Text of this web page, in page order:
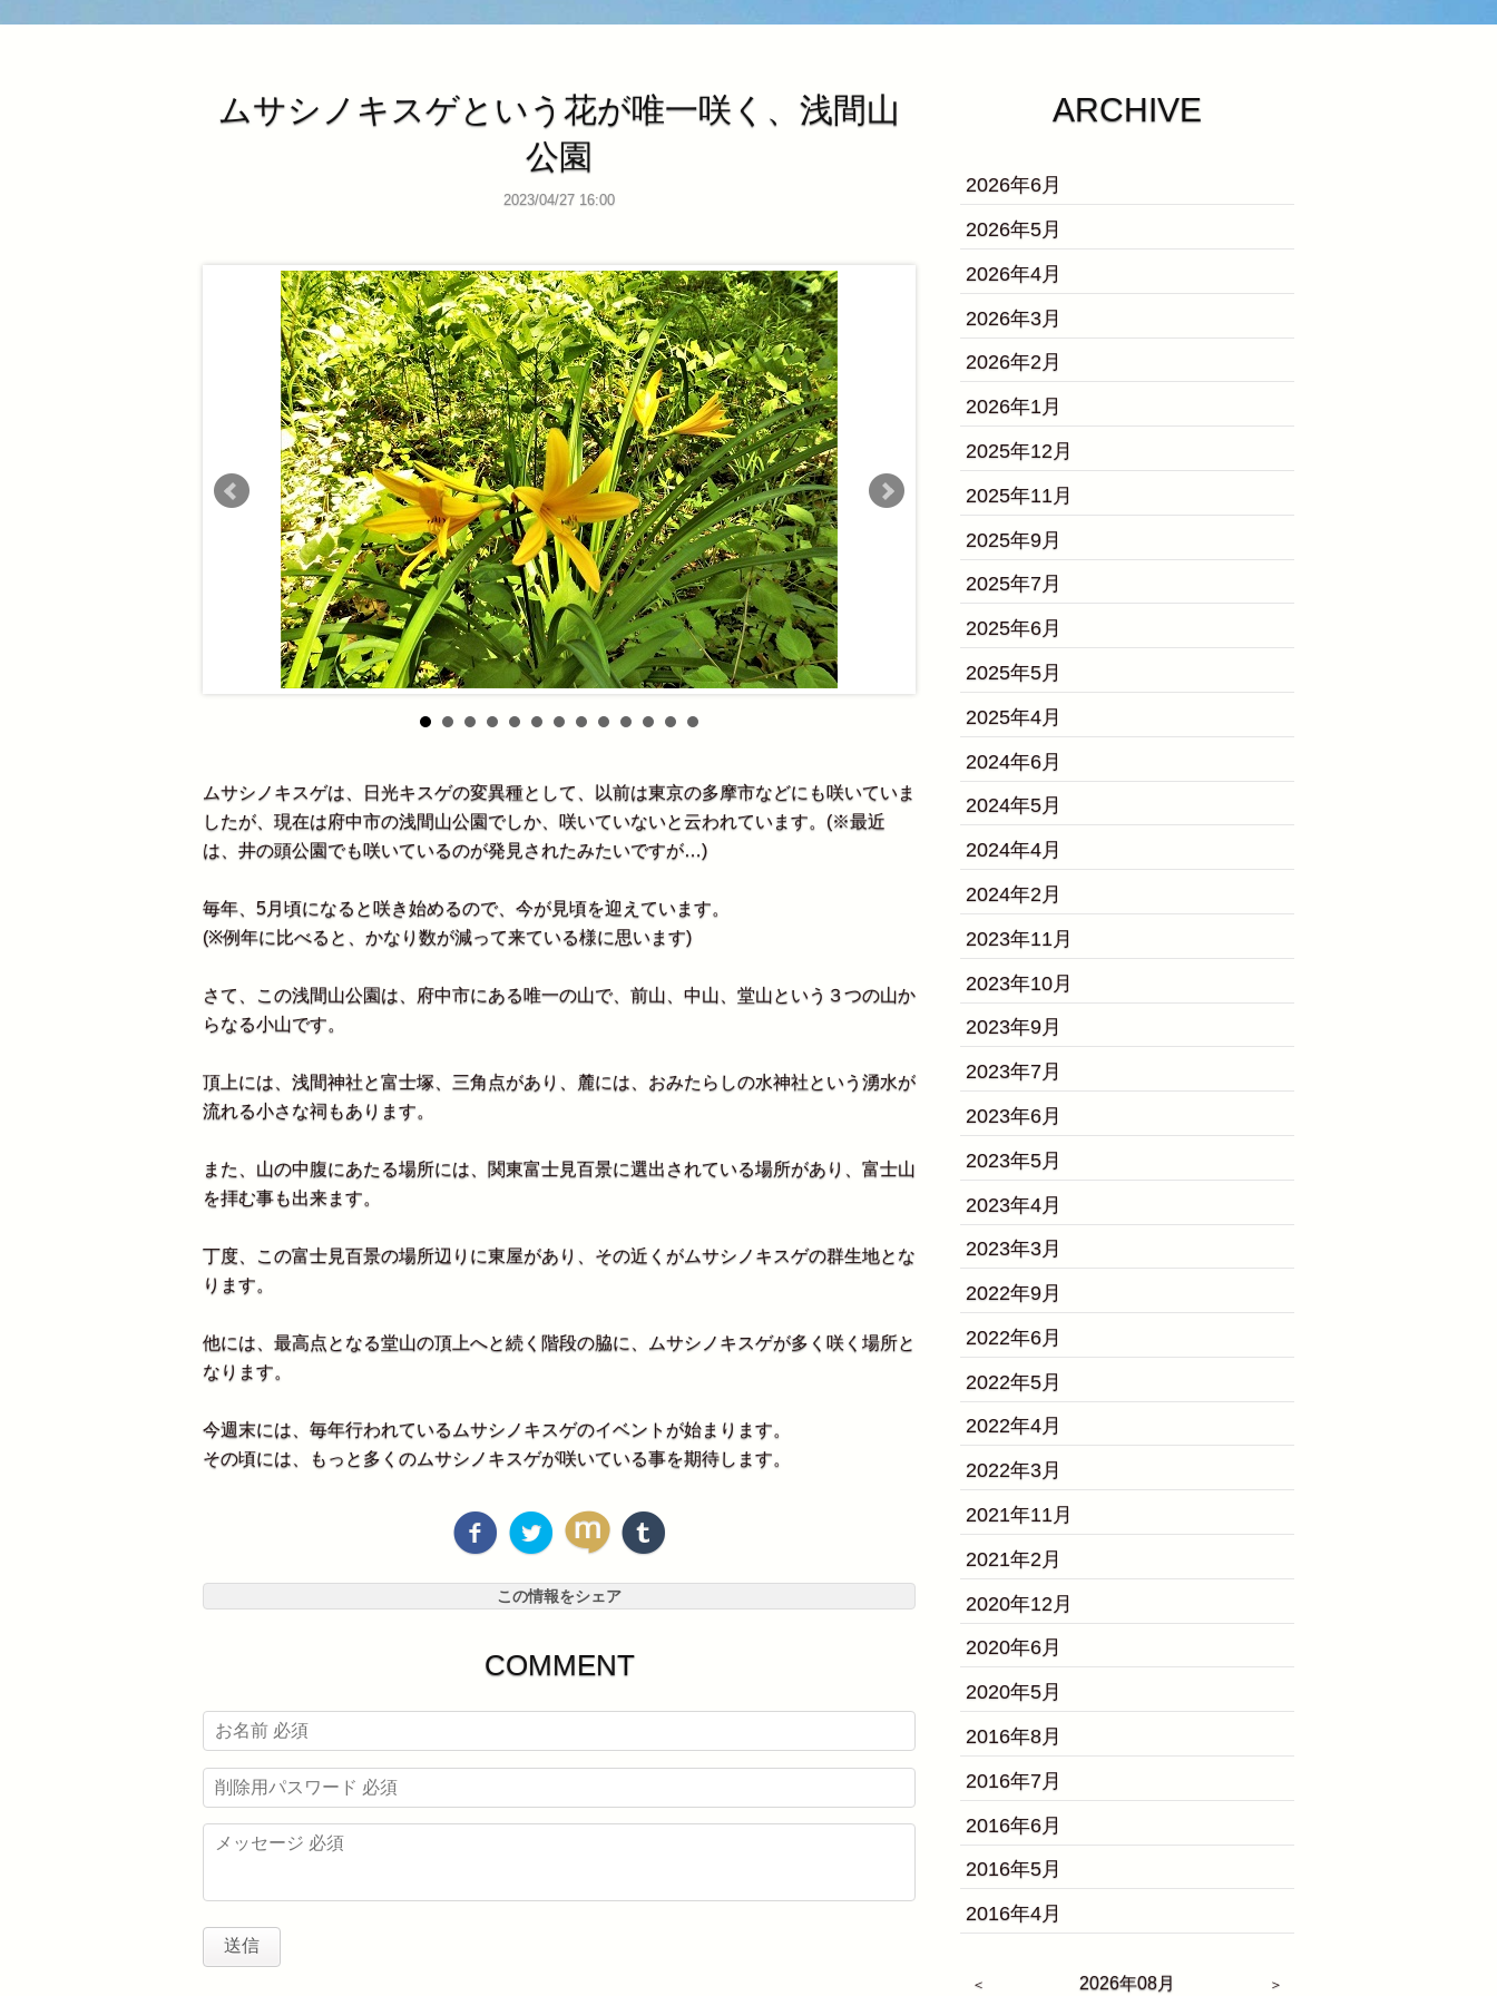
ムサシノキスゲという花が唯一咲く、浅間山
公園
2023/04/27 16:00
ムサシノキスゲは、日光キスゲの変異種として、以前は東京の多摩市などにも咲いていま
したが、現在は府中市の浅間山公園でしか、咲いていないと云われています。(※最近
は、井の頭公園でも咲いているのが発見されたみたいですが…)
毎年、5月頃になると咲き始めるので、今が見頃を迎えています。
(※例年に比べると、かなり数が減って来ている様に思います)
さて、この浅間山公園は、府中市にある唯一の山で、前山、中山、堂山という３つの山か
らなる小山です。
頂上には、浅間神社と富士塚、三角点があり、麓には、おみたらしの水神社という湧水が
流れる小さな祠もあります。
また、山の中腹にあたる場所には、関東富士見百景に選出されている場所があり、富士山
を拝む事も出来ます。
丁度、この富士見百景の場所辺りに東屋があり、その近くがムサシノキスゲの群生地とな
ります。
他には、最高点となる堂山の頂上へと続く階段の脇に、ムサシノキスゲが多く咲く場所と
なります。
今週末には、毎年行われているムサシノキスゲのイベントが始まります。
その頃には、もっと多くのムサシノキスゲが咲いている事を期待します。
この情報をシェア
COMMENT
ARCHIVE
2026年6月
2026年5月
2026年4月
2026年3月
2026年2月
2026年1月
2025年12月
2025年11月
2025年9月
2025年7月
2025年6月
2025年5月
2025年4月
2024年6月
2024年5月
2024年4月
2024年2月
2023年11月
2023年10月
2023年9月
2023年7月
2023年6月
2023年5月
2023年4月
2023年3月
2022年9月
2022年6月
2022年5月
2022年4月
2022年3月
2021年11月
2021年2月
2020年12月
2020年6月
2020年5月
2016年8月
2016年7月
2016年6月
2016年5月
2016年4月
2026年08月